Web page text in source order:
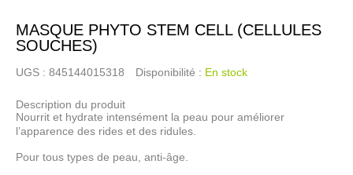
MASQUE PHYTO STEM CELL (CELLULES
SOUCHES)
UGS : 845144015318 Disponibilité : En stock
Description du produit
Nourrit et hydrate intensément la peau pour améliorer
l’apparence des rides et des ridules.
Pour tous types de peau, anti-âge.